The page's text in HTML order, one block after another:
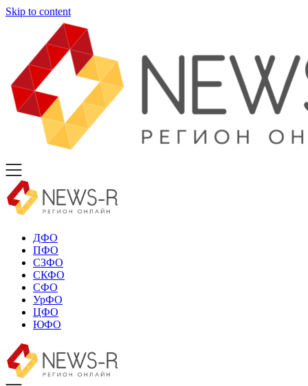
Skip to content
ДФО
ПФО
СЗФО
СКФО
СФО
УрФО
ЦФО
ЮФО